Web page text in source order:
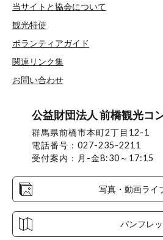
当サイトと協会について
観光特使
ボランティアガイド
関連リンク集
お問い合わせ
公益財団法人 前橋観光コ
群馬県前橋市本町2丁目12-1
電話番号：027-235-2211
受付案内：月-金8:30～17:15
写真・動画ライ
パンフレ